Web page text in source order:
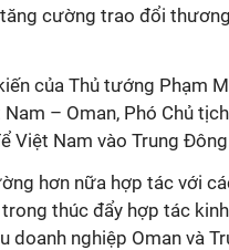
cường trao đổi
của Thủ tướng Phạm
– Oman, Phó Chủ
Việt Nam vào Trung
hơn nữa hợp tác với
thúc đẩy hợp tác
doanh nghiệp Oman và